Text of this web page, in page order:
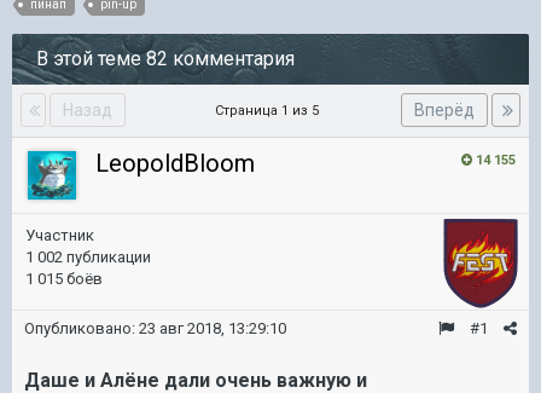
пинап pin-up
В этой теме 82 комментария
Назад Вперёд
Страница 1 из 5
14 155
LeopoldBloom
Участник
1 002 публикации
1 015 боёв
#1
Опубликовано: 23 авг 2018, 13:29:10
Даше и Алёне дали очень важную и